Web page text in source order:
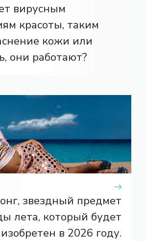
вирусным
красоты, таким
кожи или
они работают?
звездный предмет
лета, который будет
в 2026 году.